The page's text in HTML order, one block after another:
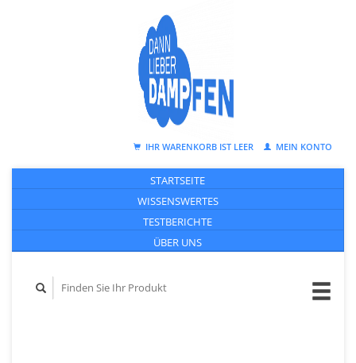
IHR WARENKORB IST LEER MEIN KONTO
STARTSEITE
WISSENSWERTES
TESTBERICHTE
ÜBER UNS